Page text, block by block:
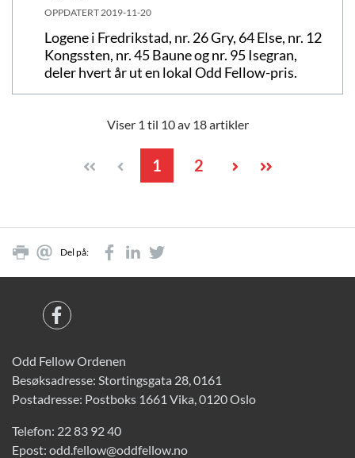
OPPDATERT 2019-11-20
Logene i Fredrikstad, nr. 26 Gry, 64 Else, nr. 12
Kongssten, nr. 45 Baune og nr. 95 Isegran,
deler hvert år ut en lokal Odd Fellow-pris.
Viser 1 til 10 av 18 artikler
1 2
Del på:
Odd Fellow Ordenen
Besøksadresse: Stortingsgata 28, 0161
Postadresse: Postboks 1661 Vika, 0120 Oslo
Telefon: 22 83 92 40
Epost: odd.fellow@oddfellow.no